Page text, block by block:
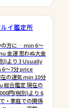
イ鑑定所
の方に… min 6〜
金運 思わぬ大金
)より 3 Usually
6〜7分 price
の運気 min 10分
総合鑑定 現在の
円(税別)より 6
・家庭での関係